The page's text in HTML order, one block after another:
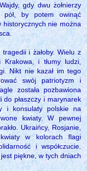
gdy dwu żołnierzy
pół, by potem owinąć
historycznych nie można
i żałoby. Wielu z
i tłumy ludzi,
Nikt nie kazał im tego
swój patriotyzm i
została pozbawiona
do płaszczy i marynarek
i konsulaty polskie na
kwiaty. W pewnej
Ukraińcy, Rosjanie,
w kolorach flagi
i współczucie.
piękne, w tych dniach